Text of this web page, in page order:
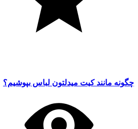
چگونه مانند کیت میدلتون لباس بپوشیم؟